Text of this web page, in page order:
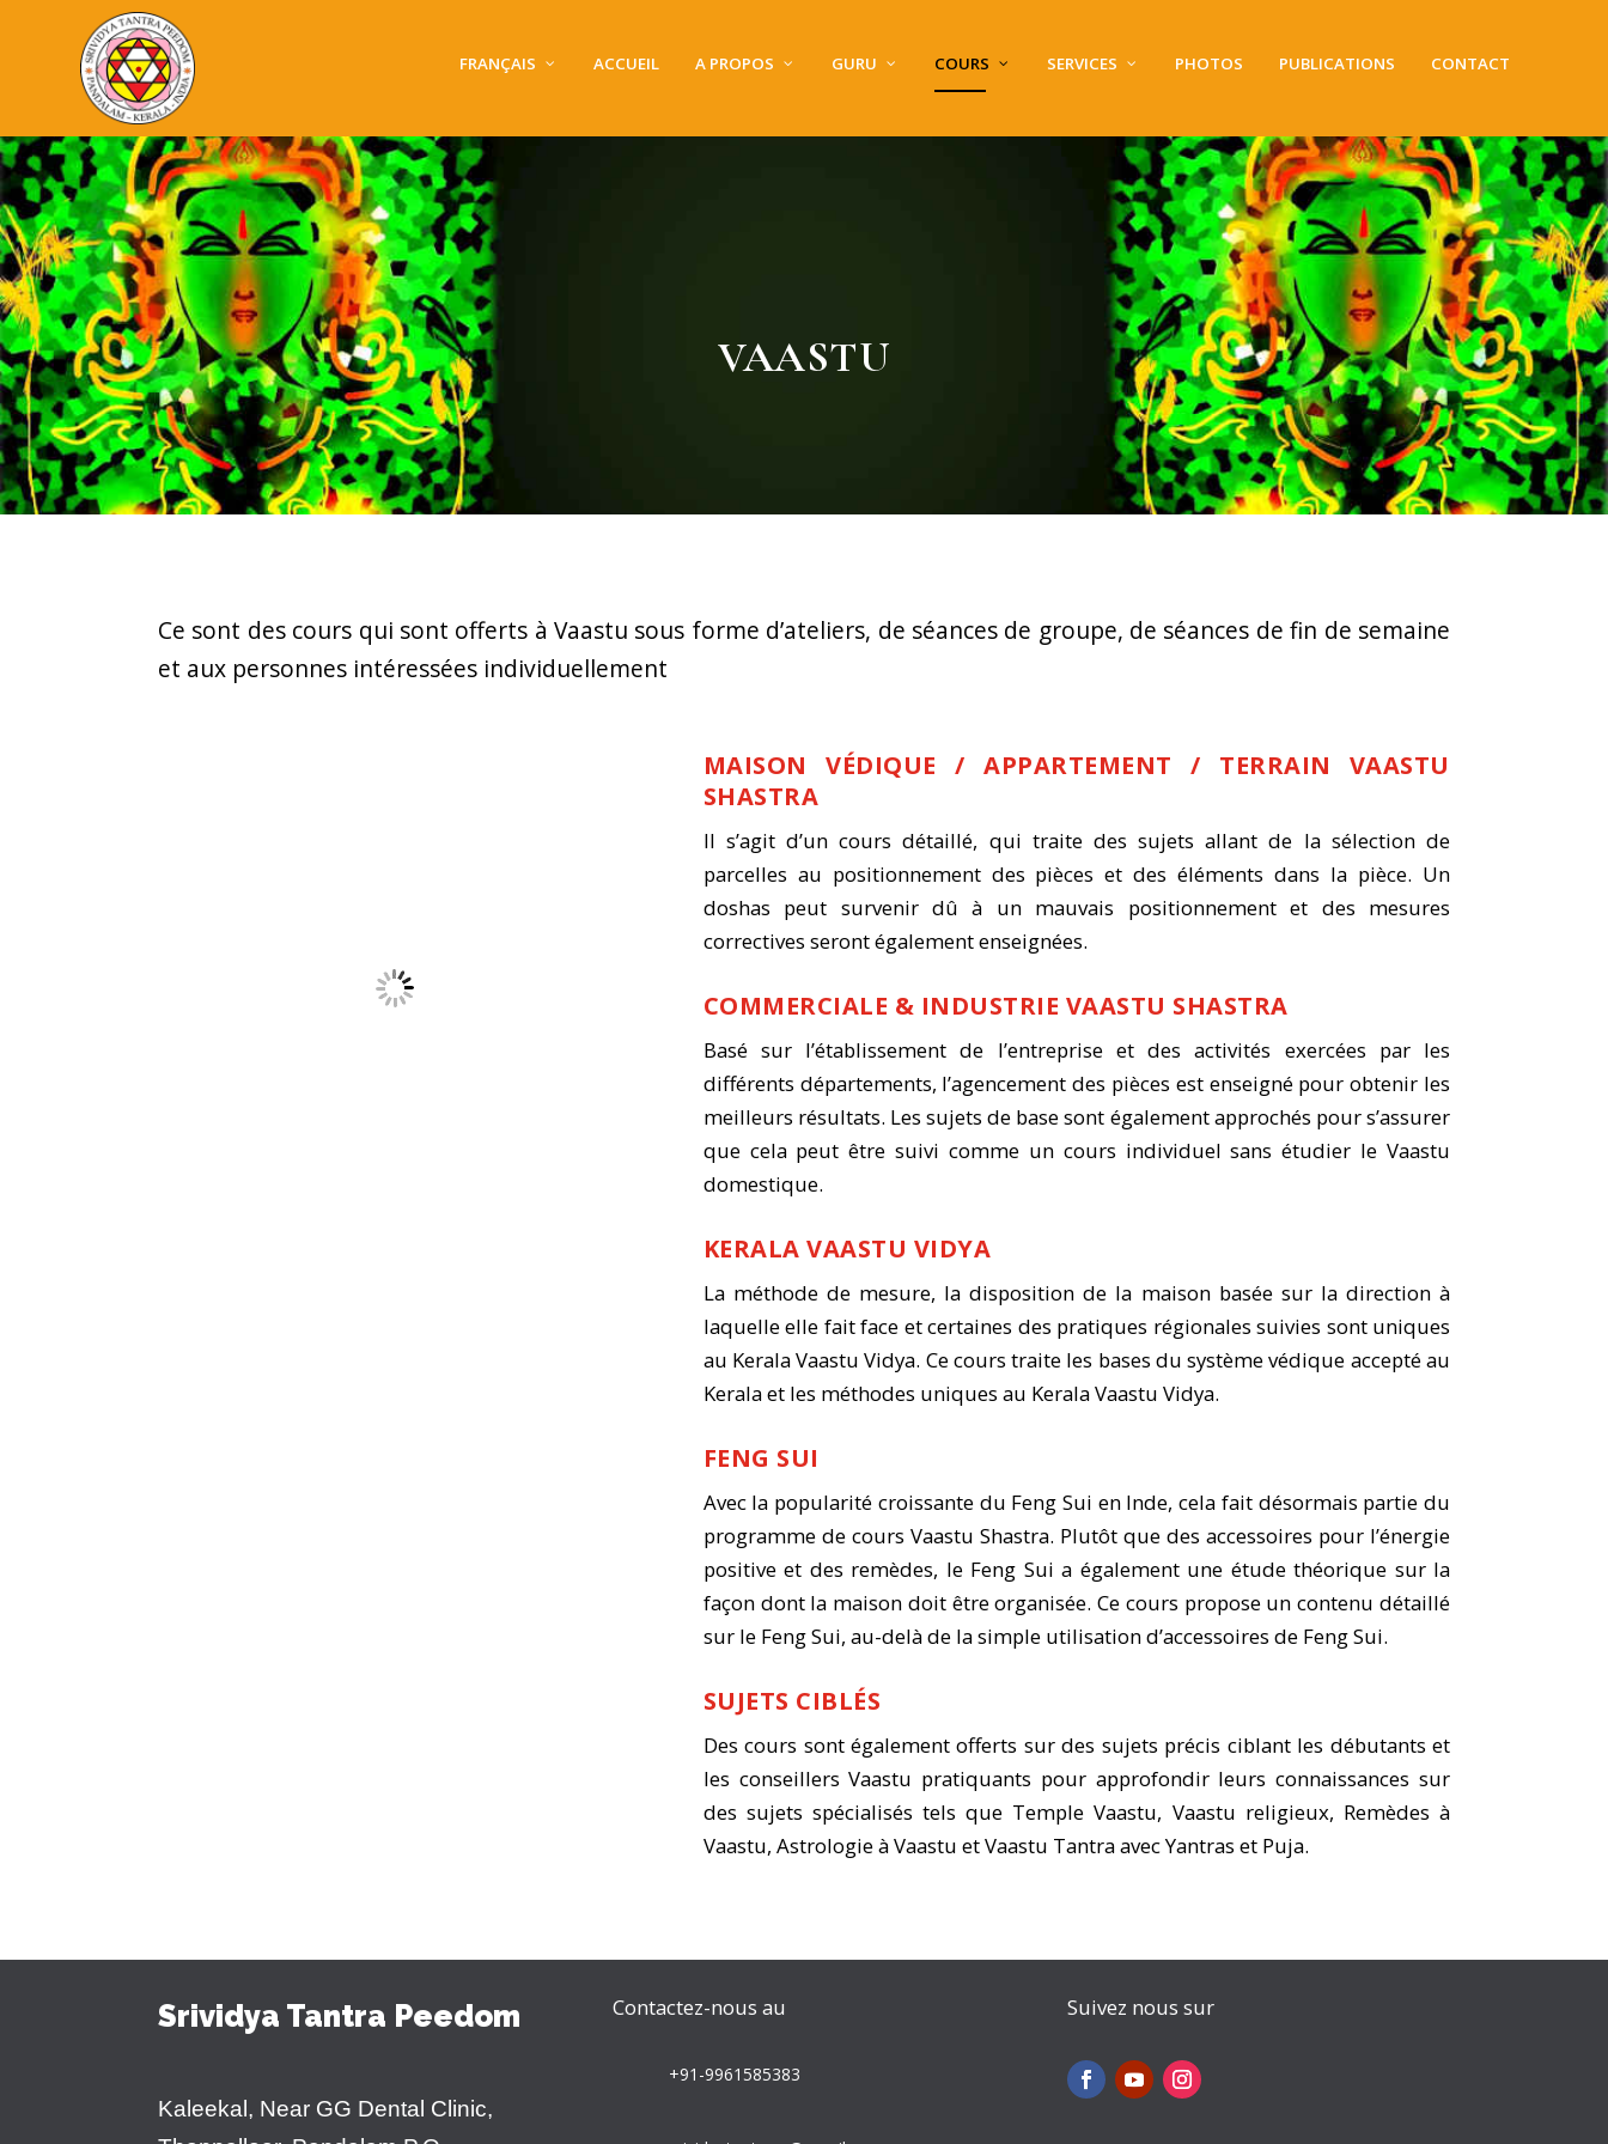
FRANÇAIS ACCUEIL A PROPOS GURU COURS SERVICES PHOTOS PUBLICATIONS CONTACT
VAASTU
Ce sont des cours qui sont offerts à Vaastu sous forme d’ateliers, de séances de groupe, de séances de fin de semaine
et aux personnes intéressées individuellement
MAISON VÉDIQUE / APPARTEMENT / TERRAIN VAASTU
SHASTRA
Il s’agit d’un cours détaillé, qui traite des sujets allant de la sélection de
parcelles au positionnement des pièces et des éléments dans la pièce. Un
doshas peut survenir dû à un mauvais positionnement et des mesures
correctives seront également enseignées.
COMMERCIALE & INDUSTRIE VAASTU SHASTRA
Basé sur l’établissement de l’entreprise et des activités exercées par les
différents départements, l’agencement des pièces est enseigné pour obtenir les
meilleurs résultats. Les sujets de base sont également approchés pour s’assurer
que cela peut être suivi comme un cours individuel sans étudier le Vaastu
domestique.
KERALA VAASTU VIDYA
La méthode de mesure, la disposition de la maison basée sur la direction à
laquelle elle fait face et certaines des pratiques régionales suivies sont uniques
au Kerala Vaastu Vidya. Ce cours traite les bases du système védique accepté au
Kerala et les méthodes uniques au Kerala Vaastu Vidya.
FENG SUI
Avec la popularité croissante du Feng Sui en Inde, cela fait désormais partie du
programme de cours Vaastu Shastra. Plutôt que des accessoires pour l’énergie
positive et des remèdes, le Feng Sui a également une étude théorique sur la
façon dont la maison doit être organisée. Ce cours propose un contenu détaillé
sur le Feng Sui, au-delà de la simple utilisation d’accessoires de Feng Sui.
SUJETS CIBLÉS
Des cours sont également offerts sur des sujets précis ciblant les débutants et
les conseillers Vaastu pratiquants pour approfondir leurs connaissances sur
des sujets spécialisés tels que Temple Vaastu, Vaastu religieux, Remèdes à
Vaastu, Astrologie à Vaastu et Vaastu Tantra avec Yantras et Puja.
Srividya Tantra Peedom
Kaleekal, Near GG Dental Clinic,
Contactez-nous au
+91-9961585383
Suivez nous sur